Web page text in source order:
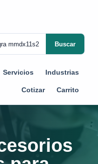
Buscar
Servicios Industrias
Cotizar Carrito